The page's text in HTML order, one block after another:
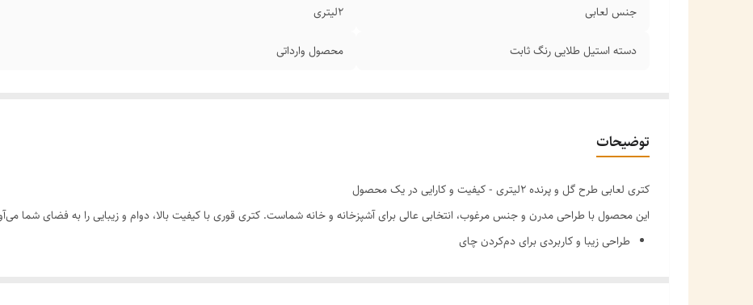
جنس لعابی 2لیتری
دسته استیل طلایی رنگ ثابت محصول وارداتی
توضیحات
کتری لعابی طرح گل و پرنده 2لیتری - کیفیت و کارایی در یک محصول
این محصول با طراحی مدرن و جنس مرغوب، انتخابی عالی برای آشپزخانه و خانه شماست. کتری قوری با کیفیت بالا، دوام و زیبایی را به فضای شما
طراحی زیبا و کاربردی برای دم‌کردن چای